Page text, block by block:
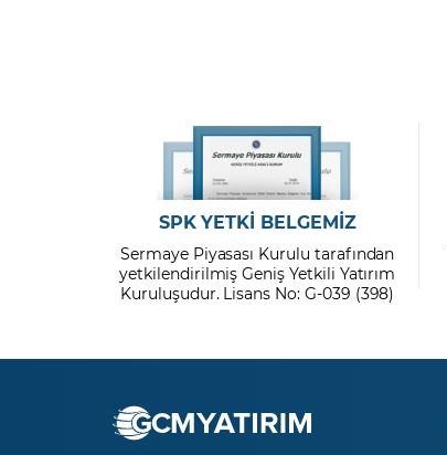
SPK YETKİ BELGEMİZ
Sermaye Piyasası Kurulu tarafından
yetkilendirilmiş Geniş Yetkili Yatırım
Kuruluşudur. Lisans No: G-039 (398)